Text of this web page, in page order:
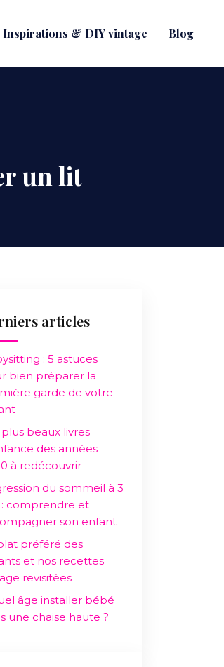
Inspirations & DIY vintage Blog
un lit
articles
: 5 astuces
bien préparer la
garde de votre
plus beaux livres
des années
à redécouvrir
du sommeil à 3
: comprendre et
son enfant
préféré des
et nos recettes
revisitées
âge installer bébé
une chaise haute ?